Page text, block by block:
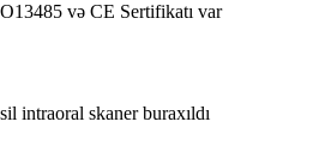
və CE Sertifikatı var
intraoral skaner buraxıldı